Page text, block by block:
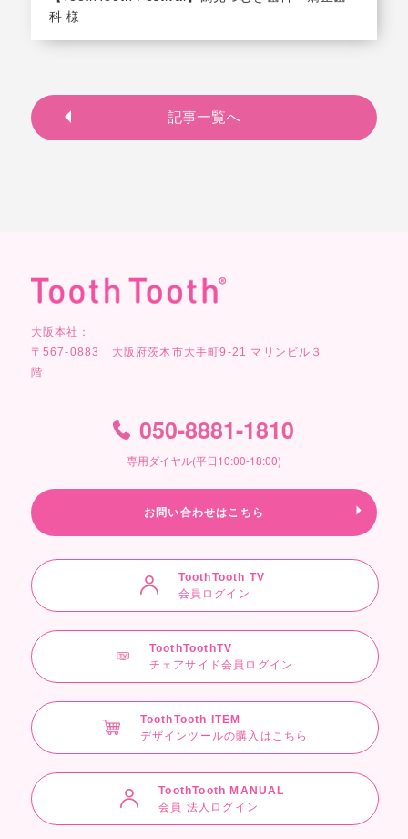
科 様
記事一覧へ
大阪本社：
〒567-0883 大阪府茨木市大手町9-21 マリンビル３
階
050-8881-1810
専用ダイヤル(平日10:00-18:00)
お問い合わせはこちら
ToothTooth TV
会員ログイン
ToothToothTV
チェアサイド会員ログイン
ToothTooth ITEM
デザインツールの購入はこちら
ToothTooth MANUAL
会員 法人ログイン